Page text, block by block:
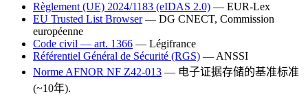
Règlement (UE) 2024/1183 (eIDAS 2.0) — EUR-Lex
EU Trusted List Browser — DG CNECT, Commission
européenne
Code civil — art. 1366 — Légifrance
Référentiel Général de Sécurité (RGS) — ANSSI
Norme AFNOR NF Z42-013 — 电子证据存储的基准标准
(~10年).